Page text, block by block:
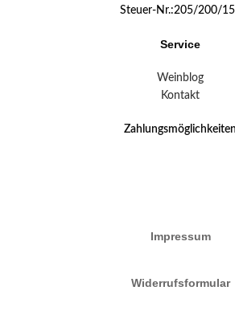
Steuer-Nr.:205/200/
Service
Weinblog
Kontakt
Zahlungsmöglichkeiten
Impressum
Widerrufsformular